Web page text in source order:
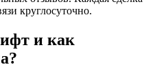
круглосуточно.
и как